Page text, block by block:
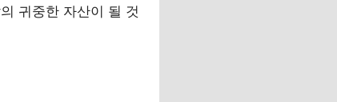
귀중한 자산이 될 것